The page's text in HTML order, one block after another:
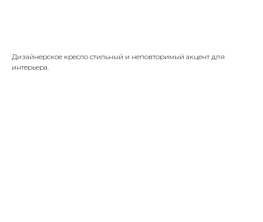
Дизайнерское кресло стильный и неповторимый акцент для
интерьера.